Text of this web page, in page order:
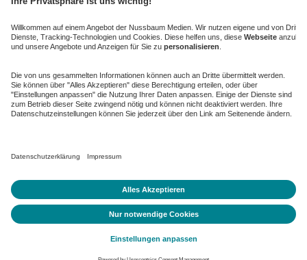
NussbaumID
Nussbaum Medien
de.jobble.org
Datenschutz
Datenschutz-Einstellungen ändern
Impressum